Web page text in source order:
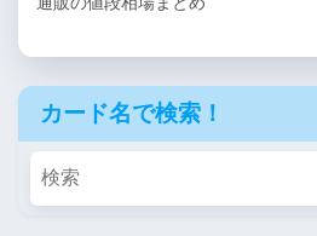
カード名で検索！